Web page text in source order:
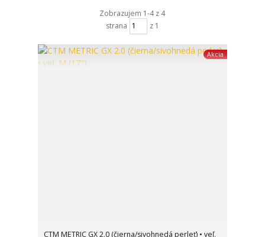
Zobrazujem 1-4 z 4
strana
z 1
Akcia
CTM METRIC GX 2.0 (čierna/sivohnedá perleť) • veľ.